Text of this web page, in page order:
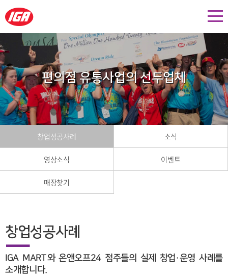
편의점 유통사업의 선두업체
창업성공사례 소식
영상소식 이벤트
매장찾기
창업성공사례
IGA MART와 온앤오프24 점주들의 실제 창업·운영 사례를
소개합니다.